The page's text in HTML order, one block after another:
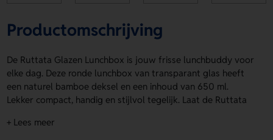
Productomschrijving
De Ruttata Glazen Lunchbox is jouw frisse lunchbuddy voor
elke dag. Deze ronde lunchbox van transparant glas heeft
een naturel bamboe deksel en een inhoud van 650 ml.
Lekker compact, handig en stijlvol tegelijk. Laat de Ruttata
met een logo, naam of eigen ontwerp. Zo maak je hem
+ Lees meer